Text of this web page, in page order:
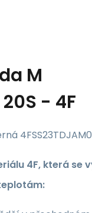
M
- 4F
4F, která se